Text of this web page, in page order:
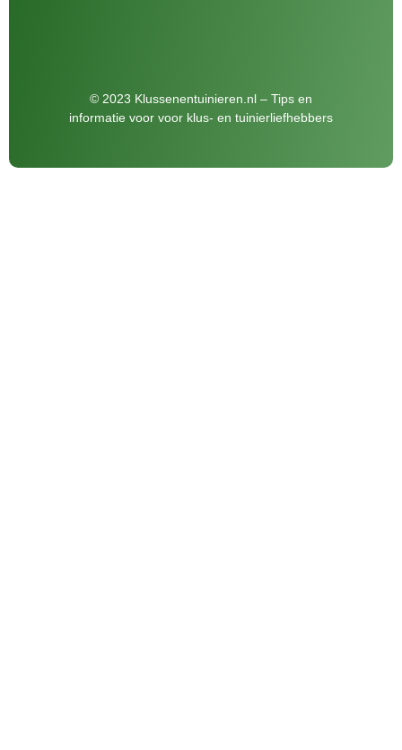
© 2023 Klussenentuinieren.nl – Tips en
informatie voor voor klus- en tuinierliefhebbers